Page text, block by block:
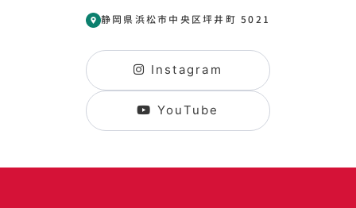
静岡県浜松市中央区坪井町 5021
Instagram
YouTube